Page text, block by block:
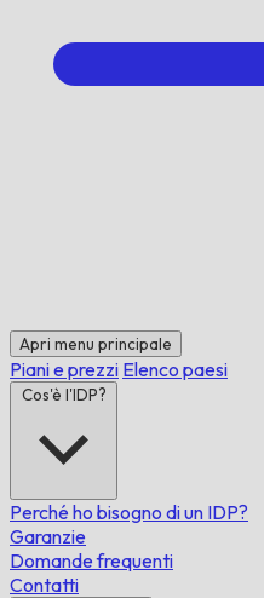
Apri menu principale
Piani e prezzi Elenco paesi
Cos'è l'IDP?
Perché ho bisogno di un IDP?
Garanzie
Domande frequenti
Contatti